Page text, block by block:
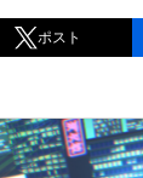
ポスト